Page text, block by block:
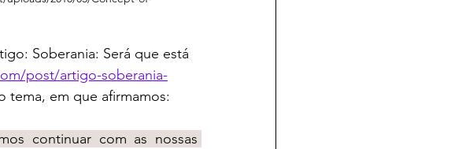
post/artigo-soberania-
tema, em que afirmamos:
continuar com as nossas